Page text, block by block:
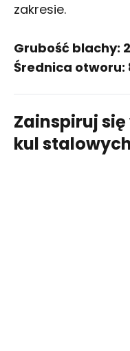
zakresie.
Grubość blachy:
Średnica otworu:
Zainspiruj
kul